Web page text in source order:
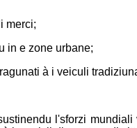
merci;
in e zone urbane;
à i veiculi
l'sforzi